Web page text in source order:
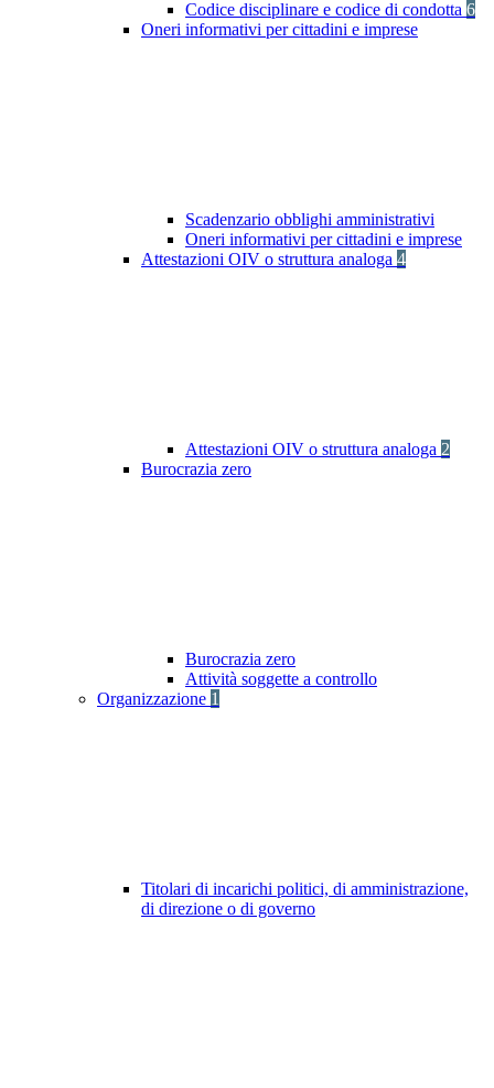
Codice disciplinare e codice di condotta 6
Oneri informativi per cittadini e imprese
Scadenzario obblighi amministrativi
Oneri informativi per cittadini e imprese
Attestazioni OIV o struttura analoga 4
Attestazioni OIV o struttura analoga 2
Burocrazia zero
Burocrazia zero
Attività soggette a controllo
Organizzazione 1
Titolari di incarichi politici, di amministrazione,
di direzione o di governo